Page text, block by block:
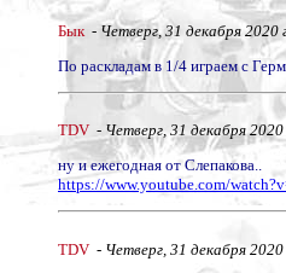
Бык - Четверг, 31 декабря 2020
По раскладам в 1/4 играем с
TDV - Четверг, 31 декабря
ну и ежегодная от Слепакова..
https://www.youtube.com/
TDV - Четверг, 31 декабря